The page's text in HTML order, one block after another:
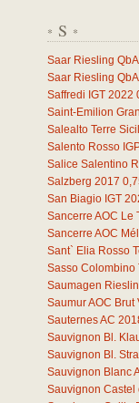
* S *
Saar Riesling
Saar Riesling
Saffredi IGT 2022
Saint-Emilion
Salealto Terre
Salento Rosso
Salice Salentino
Salzberg 2017
San Biagio IGT
Sancerre AOC Le
Sancerre AOC
Sant` Elia Rosso
Sasso Colombino
Saumagen
Saumur AOC
Sauternes AC
Sauvignon Bl.
Sauvignon Bl.
Sauvignon Blanc
Sauvignon Castel